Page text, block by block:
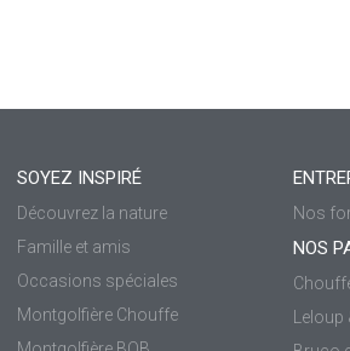
SOYEZ INSPIRÉ
Découvrez la nature
Famille et amis
Occasions spéciales
Montgolfière Chouffe
Nos
NOS
Leloup